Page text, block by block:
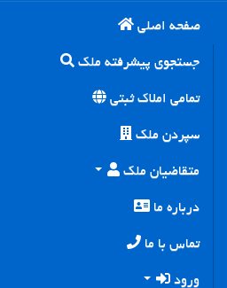
صفحه اصلی
جستجوی پیشرفته ملک
تمامی املاک ثبتی
سپردن ملک
متقاضیان ملک
درباره ما
تماس با ما
ورود